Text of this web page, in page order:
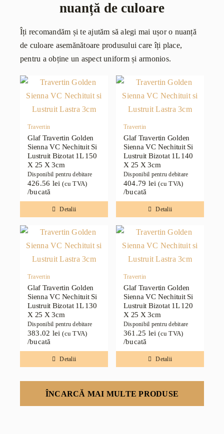
nuanță de culoare
Îți recomandăm și te ajutăm să alegi mai ușor o nuanță
de culoare asemănătoare produsului care îți place,
pentru a obține un aspect uniform și armonios.
Travertin
Glaf Travertin Golden
Sienna VC Nechituit Si
Lustruit Bizotat 1L 150
X 25 X 3cm
Disponibil pentru debitare
426.56 lei (cu TVA)
/bucată
Detalii
Travertin
Glaf Travertin Golden
Sienna VC Nechituit Si
Lustruit Bizotat 1L 140
X 25 X 3cm
Disponibil pentru debitare
404.79 lei (cu TVA)
/bucată
Detalii
Travertin
Glaf Travertin Golden
Sienna VC Nechituit Si
Lustruit Bizotat 1L 130
X 25 X 3cm
Disponibil pentru debitare
383.02 lei (cu TVA)
/bucată
Detalii
Travertin
Glaf Travertin Golden
Sienna VC Nechituit Si
Lustruit Bizotat 1L 120
X 25 X 3cm
Disponibil pentru debitare
361.25 lei (cu TVA)
/bucată
Detalii
ÎNCARCĂ MAI MULTE PRODUSE